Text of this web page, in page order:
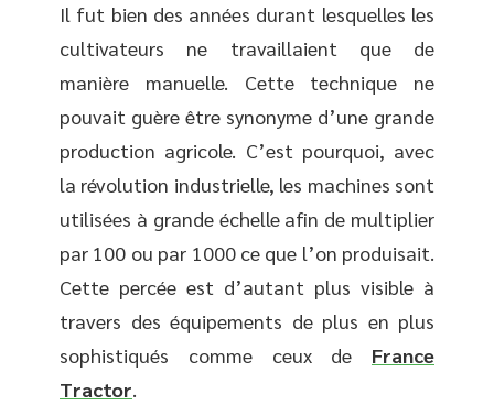
Il fut bien des années durant lesquelles les
cultivateurs ne travaillaient que de
manière manuelle. Cette technique ne
pouvait guère être synonyme d’une grande
production agricole. C’est pourquoi, avec
la révolution industrielle, les machines sont
utilisées à grande échelle afin de multiplier
par 100 ou par 1000 ce que l’on produisait.
Cette percée est d’autant plus visible à
travers des équipements de plus en plus
sophistiqués comme ceux de France
Tractor.